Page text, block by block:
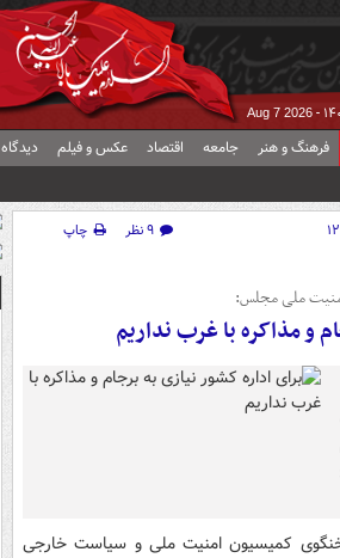
Aug 7 2026
فرهنگ و هنر جامعه اقتصاد عکس و فیلم دیدگاه
۹ نظر
چاپ
ملی مجلس:
و مذاکره با غرب نداریم
کمیسیون امنیت ملی و سیاست خارجی